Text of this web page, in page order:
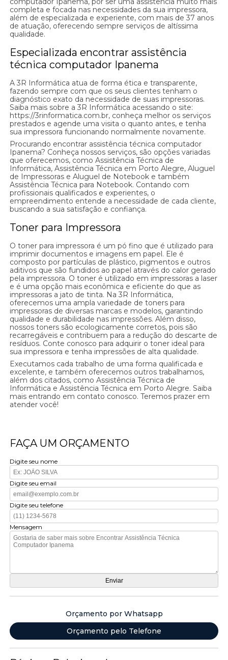
completa e focada nas necessidades da sua impressora,
além de especializada e experiente, com mais de 37 anos
de atuação, oferecendo sempre serviços de altíssima
qualidade.
Especializada encontrar assistência
técnica computador Ipanema
A 3R Informática atua de forma ética e transparente,
fazendo sempre com que os seus clientes tenham o
diagnóstico exato da necessidade de suas impressoras.
Saiba mais sobre a 3R Informática acessando o site:
https://3rinformatica.com.br, conheça melhor os serviços
prestados e agende uma visita o quanto antes, e tenha
sua impressora funcionando normalmente novamente.
Procurando encontrar assistência técnica computador
Ipanema? Conheça nossos serviços, são opções variadas
que oferecemos, como Assistência Técnica de
Informática, Assistência Técnica em Porto Alegre, Aluguel
de Impressoras e Aluguel de Notebook e também
Assistência Técnica para Notebook. Contando com
profissionais qualificados e experientes, o
empreendimento entende a necessidade de cada cliente,
buscando a sua satisfação e confiança.
Toner para Impressora
O toner para impressora é um pó fino que é utilizado para
imprimir documentos e imagens em papel. Ele é
composto por partículas de plástico, pigmentos e outros
aditivos que são fundidos ao papel através do calor gerado
pela impressora. O toner é utilizado em impressoras a laser
e é uma opção mais econômica e eficiente do que as
impressoras a jato de tinta. Na 3R Informática,
oferecemos uma ampla variedade de toners para
impressoras de diversas marcas e modelos, garantindo
qualidade e durabilidade nas impressões. Além disso,
nossos toners são ecologicamente corretos, pois são
recarregáveis e contribuem para a redução do descarte de
resíduos. Conte conosco para adquirir o toner ideal para
sua impressora e tenha impressões de alta qualidade.
Executamos cada trabalho de uma forma qualificada e
excelente, e também oferecemos outros trabalhamos,
além dos citados, como Assistência Técnica de
Informática e Assistência Técnica em Porto Alegre. Saiba
mais entrando em contato conosco. Teremos prazer em
atender você!
FAÇA UM ORÇAMENTO
Digite seu nome
Digite seu email
Digite seu telefone
Mensagem
Orçamento por Whatsapp
Orçamento pelo Telefone